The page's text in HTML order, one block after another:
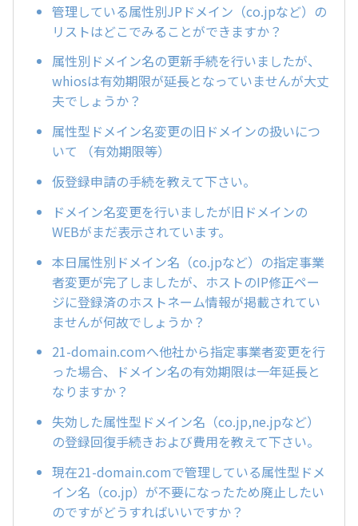
管理している属性別JPドメイン（co.jpなど）の
リストはどこでみることができますか？
属性別ドメイン名の更新手続を行いましたが、
whiosは有効期限が延長となっていませんが大丈
夫でしょうか？
属性型ドメイン名変更の旧ドメインの扱いにつ
いて （有効期限等）
仮登録申請の手続を教えて下さい。
ドメイン名変更を行いましたが旧ドメインの
WEBがまだ表示されています。
本日属性別ドメイン名（co.jpなど）の指定事業
者変更が完了しましたが、ホストのIP修正ペー
ジに登録済のホストネーム情報が掲載されてい
ませんが何故でしょうか？
21-domain.comへ他社から指定事業者変更を行
った場合、ドメイン名の有効期限は一年延長と
なりますか？
失効した属性型ドメイン名（co.jp,ne.jpなど）
の登録回復手続きおよび費用を教えて下さい。
現在21-domain.comで管理している属性型ドメ
イン名（co.jp）が不要になったため廃止したい
のですがどうすればいいですか？